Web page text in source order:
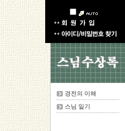
경전의 이해
스님 일기